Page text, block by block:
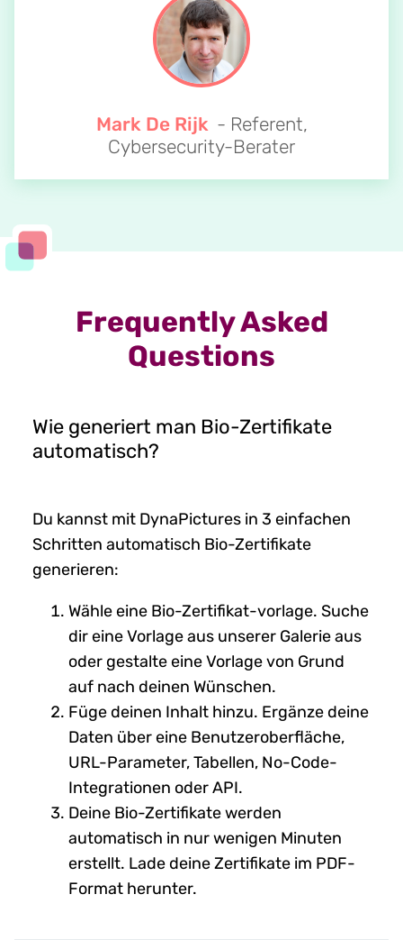
Mark De Rijk - Referent,
Cybersecurity-Berater
Frequently Asked
Questions
Wie generiert man Bio-Zertifikate
automatisch?
Du kannst mit DynaPictures in 3 einfachen
Schritten automatisch Bio-Zertifikate
generieren:
Wähle eine Bio-Zertifikat-vorlage. Suche
dir eine Vorlage aus unserer Galerie aus
oder gestalte eine Vorlage von Grund
auf nach deinen Wünschen.
Füge deinen Inhalt hinzu. Ergänze deine
Daten über eine Benutzeroberfläche,
URL-Parameter, Tabellen, No-Code-
Integrationen oder API.
Deine Bio-Zertifikate werden
automatisch in nur wenigen Minuten
erstellt. Lade deine Zertifikate im PDF-
Format herunter.